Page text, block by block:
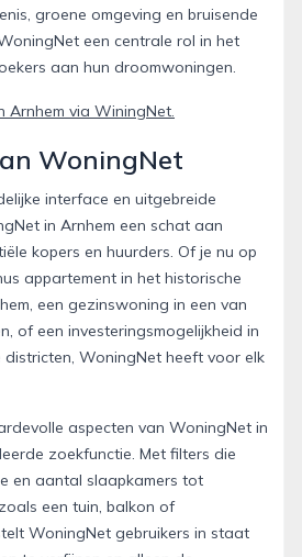
groene omgeving en bruisende
een centrale rol in het
aan hun droomwoningen.
Arnhem via WiningNet.
WoningNet
interface en uitgebreide
in Arnhem een schat aan
kopers en huurders. Of je nu op
appartement in het historische
een gezinswoning in een van
of een investeringsmogelijkheid in
districten, WoningNet heeft voor elk
aspecten van WoningNet in
zoekfunctie. Met filters die
en aantal slaapkamers tot
een tuin, balkon of
WoningNet gebruikers in staat